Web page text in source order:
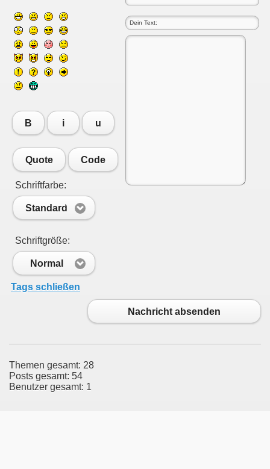
B i u
Quote Code
Schriftfarbe:
Standard
Schriftgröße:
Normal
Tags schließen
Nachricht absenden
Themen gesamt: 28
Posts gesamt: 54
Benutzer gesamt: 1